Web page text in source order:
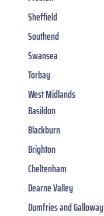
Sheffield
Southend
Swansea
Torbay
West Midlands
Basildon
Blackburn
Brighton
Cheltenham
Dearne Valley
Dumfries and Galloway